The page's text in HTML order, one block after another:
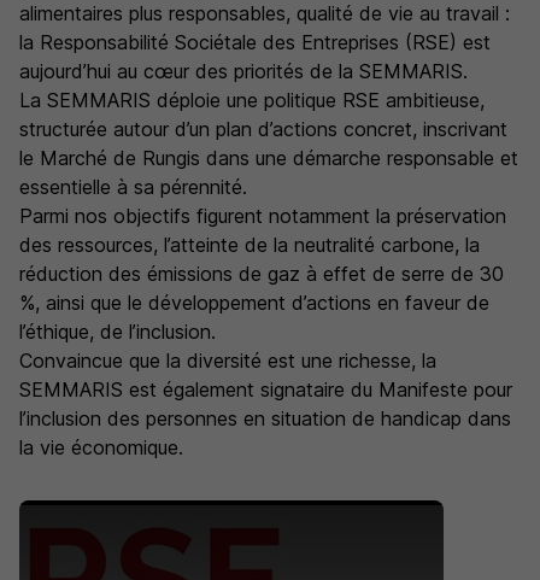
alimentaires plus responsables, qualité de vie au travail :
la Responsabilité Sociétale des Entreprises (RSE) est
aujourd’hui au cœur des priorités de la SEMMARIS.
La SEMMARIS déploie une politique RSE ambitieuse,
structurée autour d’un plan d’actions concret, inscrivant
le Marché de Rungis dans une démarche responsable et
essentielle à sa pérennité.
Parmi nos objectifs figurent notamment la préservation
des ressources, l’atteinte de la neutralité carbone, la
réduction des émissions de gaz à effet de serre de 30
%, ainsi que le développement d’actions en faveur de
l’éthique, de l’inclusion.
Convaincue que la diversité est une richesse, la
SEMMARIS est également signataire du Manifeste pour
l’inclusion des personnes en situation de handicap dans
la vie économique.